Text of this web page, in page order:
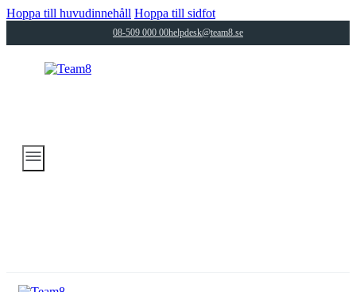
Hoppa till huvudinnehåll Hoppa till sidfot
08-509 000 00helpdesk@team8.se